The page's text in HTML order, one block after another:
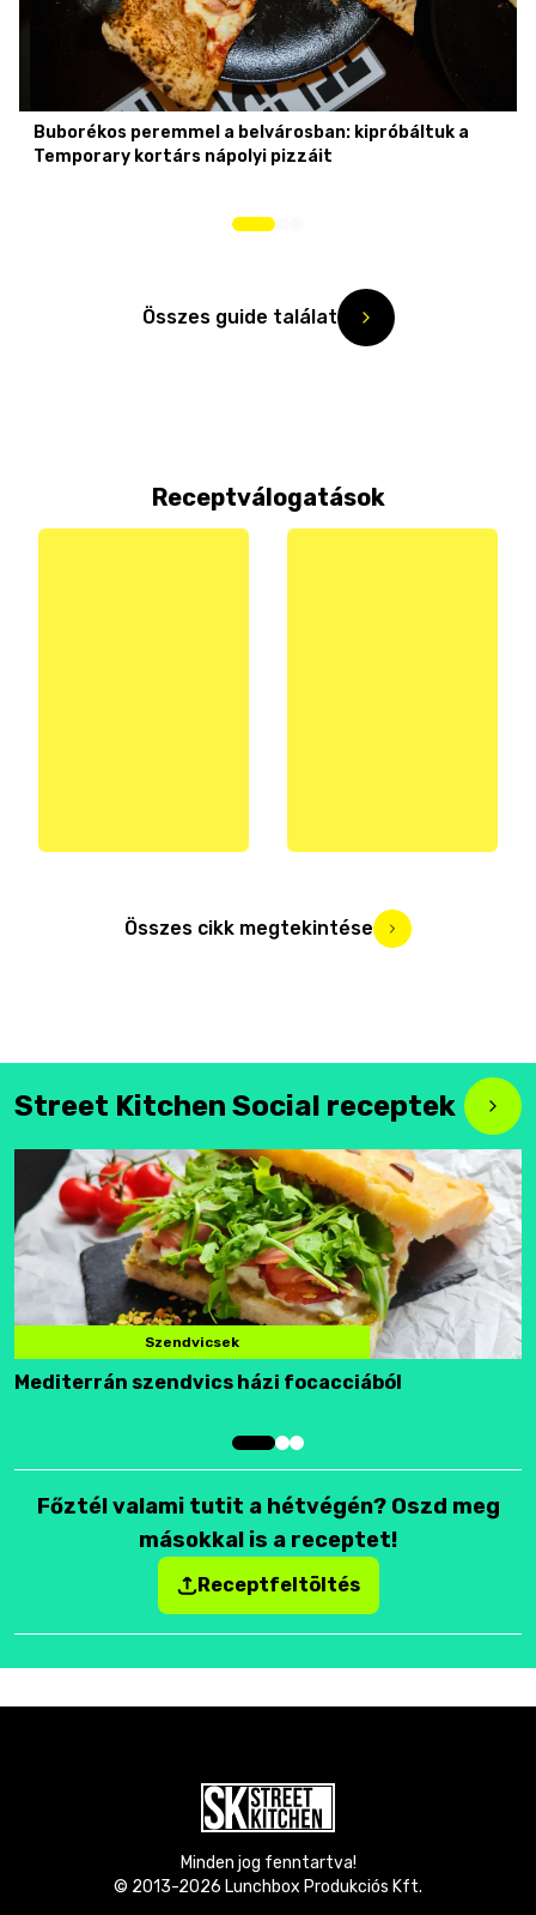
Buborékos peremmel a belvárosban: kipróbáltuk a
Temporary kortárs nápolyi pizzáit
Összes guide találat
Receptválogatások
Összes cikk megtekintése
Street Kitchen Social receptek
Szendvicsek
Mediterrán szendvics házi focacciából
Főztél valami tutit a hétvégén? Oszd meg
másokkal is a receptet!
Receptfeltöltés
Minden jog fenntartva!
© 2013-2026 Lunchbox Produkciós Kft.